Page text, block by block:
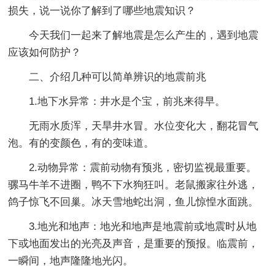
损失，说一说你了解到了哪些地震知识？
今天我们一起来了解地震是怎么产生的，遇到地震
应该如何防护？
二、介绍几种可以简单辨识的地震前兆
1.地下水异常：井水是个宝，前兆来得早。
无雨水质浑，天旱井水冒。水位变化大，翻花冒气
泡。有的变颜色，有的变味道。
2.动物异常：震前动物有预兆，密切监视最重要。
骡马牛羊不进圈，鸭不下水狗狂叫。老鼠搬家往外逃，
鸽子惊飞不回巢。冰天雪地蛇出洞，鱼儿惊惶水面跳。
3.地光和地声：地光和地声是地震前或地震时从地
下或地面发出的光亮及声音，是重要的预报。临震前，
一瞬间，地声隆隆地光闪。